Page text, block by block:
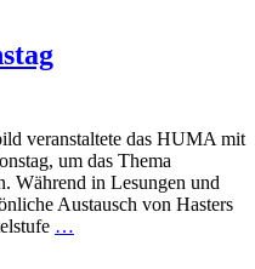
veranstaltete das HUMA mit
um das Thema
Während in Lesungen und
Austausch von Hasters
…